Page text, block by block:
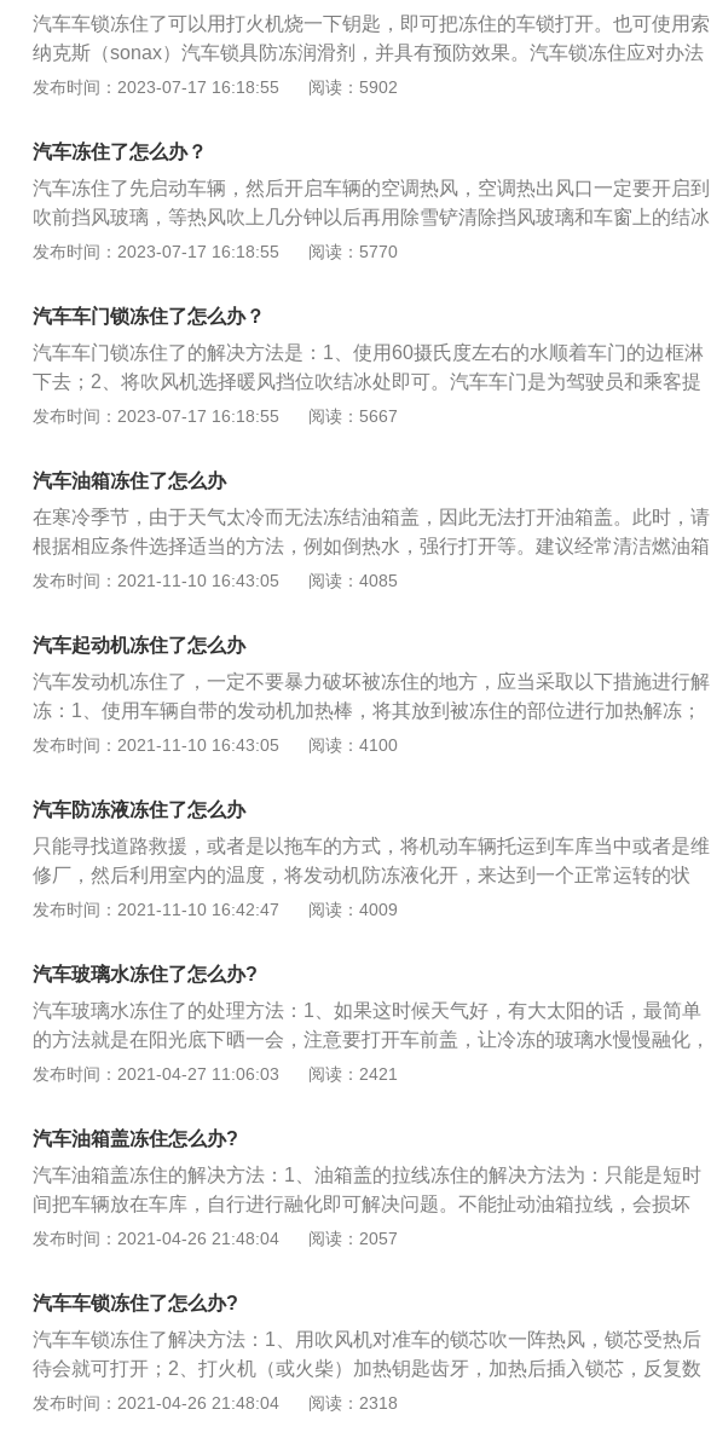
汽车车锁冻住了可以用打火机烧一下钥匙，即可把冻住的车锁打开。也可使用索
纳克斯（sonax）汽车锁具防冻润滑剂，并具有预防效果。汽车锁冻住应对办法
如下：1、洗车前，最好能用胶布把锁眼贴住防止进水。用电脑洗车机洗车，水
的车锁浇下，冰融化了之后要将锁芯里面的水清除干净，以免再次冻上。3、将
钥匙烤热后慢慢插入锁芯。在用火烤的时候千万注意，不要烤得过热，否则易造
成不必要的损失。如果冻住，可以把车开到地下室、车库等温度稍高的地方停
放，十几分钟后，车锁自然解开。
发布时间：2023-07-17 16:18:55 阅读：5902
汽车冻住了怎么办？
汽车冻住了先启动车辆，然后开启车辆的空调热风，空调热出风口一定要开启到
吹前挡风玻璃，等热风吹上几分钟以后再用除雪铲清除挡风玻璃和车窗上的结冰
和积雪，剩余的积雪在几分钟以后也会融化。汽车空调是指安装在汽车上的空气
舒适的乘车环境，降低驾驶员的疲劳强度，提高行车安全。汽车空调一般包括制
冷装置、取暖装置和通风换气装置，这种联合装置充分利用了汽车内部有限的空
间，结构简单、便于操作。
发布时间：2023-07-17 16:18:55 阅读：5770
汽车车门锁冻住了怎么办？
汽车车门锁冻住了的解决方法是：1、使用60摄氏度左右的水顺着车门的边框淋
下去；2、将吹风机选择暖风挡位吹结冰处即可。汽车车门是为驾驶员和乘客提
供出入车辆的通道，并隔绝车外干扰，在一定程度上减轻侧面撞击，保护乘员。
右；2、开启过程中不应与其他部位发生位置干涉；3、门关闭时要锁止可靠，在
行车中不会自行打开；4、具备良好的密封性能；5、具有大的透光面，满足侧向
视野要求；6、要有足够的强度与刚度，保证车门工作可靠、减小车门部分震
动，提高车辆侧向碰撞安全性，防止车门下沉。
发布时间：2023-07-17 16:18:55 阅读：5667
汽车油箱冻住了怎么办
在寒冷季节，由于天气太冷而无法冻结油箱盖，因此无法打开油箱盖。此时，请
根据相应条件选择适当的方法，例如倒热水，强行打开等。建议经常清洁燃油箱
盖。油箱盖下方通常有一个排水孔。如果排水管堵塞，或者在洗车和雨雪期间容
通过将车辆放置在车库中一小段时间并自行融化来解决。请勿拉扯油箱电缆，否
则会损坏它；拆卸左前门的B柱下部饰板和中门的下部饰板，然后可以更换第三
排座椅左侧的塑料板。如果仅油箱盖锁扣损坏，则只能卸下后装饰板，并且可以
分别更换电缆锁。要打开加油口盖，请向左缓慢转动加油口盖。
发布时间：2021-11-10 16:43:05 阅读：4085
汽车起动机冻住了怎么办
汽车发动机冻住了，一定不要暴力破坏被冻住的地方，应当采取以下措施进行解
冻：1、使用车辆自带的发动机加热棒，将其放到被冻住的部位进行加热解冻；
2、如果车辆没有配备加热棒，可以用热水浇发动机底壳，水的温度在60度以
更好的机油。当车辆发动机被冻住时，不要使用暴力手段解冻，也不要对发动机
进行强行发动，这两种方法都是不可取的，很有可能对发动机造成伤害。应当尝
试使用上述方法对发动机进行解冻。车辆冬天在寒冷的北方行驶时，需要更注重
保养，例如避免行驶在积水路段，尽量室外停车等。如果条件不允许需要在户外
停车的，可以将车辆停稳熄火后，给车身加上保护用的棉罩衣，既可以防冻，如
发布时间：2021-11-10 16:43:05 阅读：4100
汽车防冻液冻住了怎么办
只能寻找道路救援，或者是以拖车的方式，将机动车辆托运到车库当中或者是维
修厂，然后利用室内的温度，将发动机防冻液化开，来达到一个正常运转的状
态，在将防冻液全部放出，然后进行更换新的防冻液，避免再次冻住的情况出
主要是用于液冷式发动机的冷却系统，防冻液在冬天是有防冻的作用，在夏天可
以防晒，全年可以防水垢，防冻液并不只有在冬天才需要使用，是在一年四季都
需要使用的。
发布时间：2021-11-10 16:42:47 阅读：4009
汽车玻璃水冻住了怎么办?
汽车玻璃水冻住了的处理方法：1、如果这时候天气好，有大太阳的话，最简单
的方法就是在阳光底下晒一会，注意要打开车前盖，让冷冻的玻璃水慢慢融化，
不过为了防止第二天玻璃水依旧被冻住，建议你将车玻璃水清理干净，然后买一
水箱中加一些温水，使冻住的玻璃水得以融化，融化后的玻璃水一定要到干净，
防止再次冻住的危机；3、或者说可以启动车子，因为发动机的散热速度速度很
快，并且车子启动的温度比外界高，足够融化被冻住的车玻璃水。启动车子后，
只要让它慢慢解冻即可。
发布时间：2021-04-27 11:06:03 阅读：2421
汽车油箱盖冻住怎么办?
汽车油箱盖冻住的解决方法：1、油箱盖的拉线冻住的解决方法为：只能是短时
间把车辆放在车库，自行进行融化即可解决问题。不能扯动油箱拉线，会损坏
的；2、拆开左前门边B柱下饰板及中门下饰板和第三排座椅左侧塑料板即可更
加油口盖，缓慢向左转动盖子。如要关闭加油口盖，向右转动加油口盖直至听到
咔哒声，关闭加油口门；3、加油尽量不要等油灯亮了再加油。因为油泵位于油
箱内，油泵连续工作时温度较高，浸在燃油中可以有效降温。而油灯亮时说明油
面已低于油泵，如果每次都等灯亮再去加油会缩短油泵的使用寿命，存油太少或
燃油耗尽还有可能烧毁油泵。
发布时间：2021-04-26 21:48:04 阅读：2057
汽车车锁冻住了怎么办?
汽车车锁冻住了解决方法：1、用吹风机对准车的锁芯吹一阵热风，锁芯受热后
待会就可打开；2、打火机（或火柴）加热钥匙齿牙，加热后插入锁芯，反复数
次能将冻住的锁芯融化。要注意不要对钥匙齿牙加热过度，尤其是钥匙内带防盗
发布时间：2021-04-26 21:48:04 阅读：2318